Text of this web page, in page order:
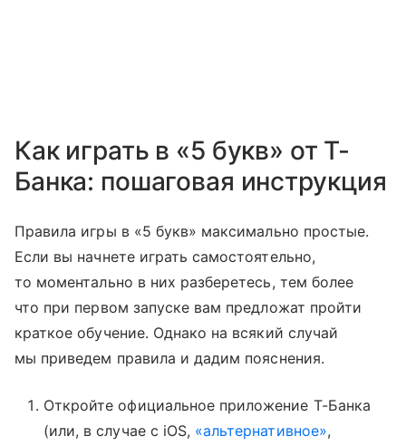
Как играть в «5 букв» от Т-
Банка: пошаговая инструкция
Правила игры в «5 букв» максимально простые.
Если вы начнете играть самостоятельно,
то моментально в них разберетесь, тем более
что при первом запуске вам предложат пройти
краткое обучение. Однако на всякий случай
мы приведем правила и дадим пояснения.
Откройте официальное приложение Т-Банка
(или, в случае с iOS, «альтернативное»,